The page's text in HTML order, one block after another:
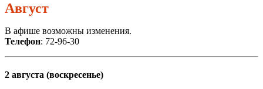
Август
В афише возможны изменения.
Телефон: 72-96-30
2 августа (воскресенье)